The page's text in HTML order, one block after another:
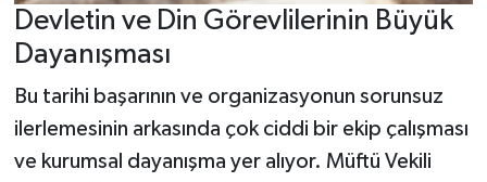
Devletin ve Din Görevlilerinin Büyük
Dayanışması
Bu tarihi başarının ve organizasyonun sorunsuz
ilerlemesinin arkasında çok ciddi bir ekip çalışması
ve kurumsal dayanışma yer alıyor. Müftü Vekili